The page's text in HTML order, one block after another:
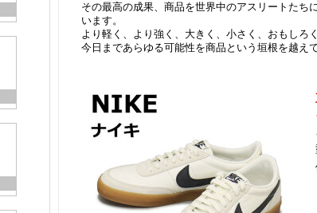
その最高の成果、商品を世界中のアスリートたち
います。
より軽く、より強く、大きく、小さく、おもしろ
今日まであらゆる可能性を商品という垣根を越え